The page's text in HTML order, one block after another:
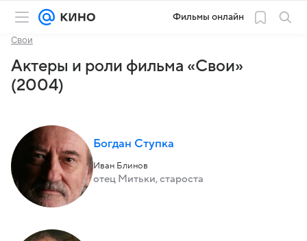
Фильмы онлайн
Свои
Актеры и роли фильма «Свои»
(2004)
Богдан Ступка
Иван Блинов
отец Митьки, староста